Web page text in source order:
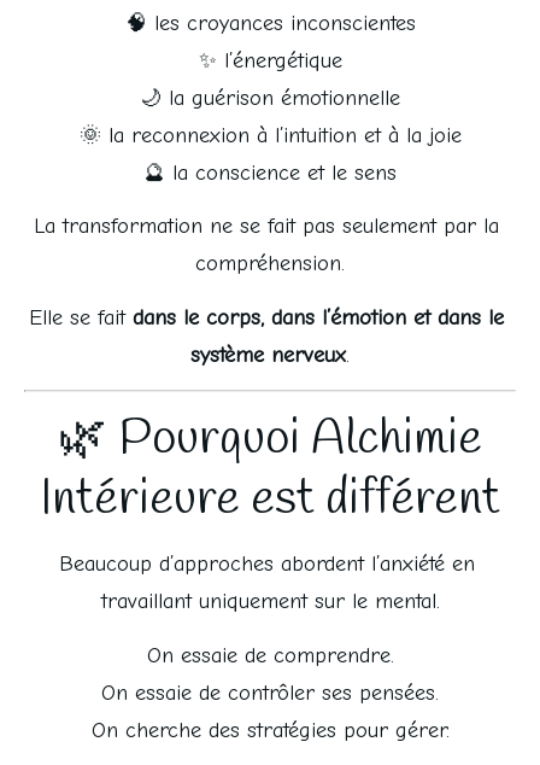
🧠 les croyances inconscientes
✨ l’énergétique
🌙 la guérison émotionnelle
🌞 la reconnexion à l’intuition et à la joie
🔮 la conscience et le sens
La transformation ne se fait pas seulement par la
compréhension.
Elle se fait dans le corps, dans l’émotion et dans le
système nerveux.
🌿 Pourquoi Alchimie
Intérieure est différent
Beaucoup d’approches abordent l’anxiété en
travaillant uniquement sur le mental.
On essaie de comprendre.
On essaie de contrôler ses pensées.
On cherche des stratégies pour gérer.